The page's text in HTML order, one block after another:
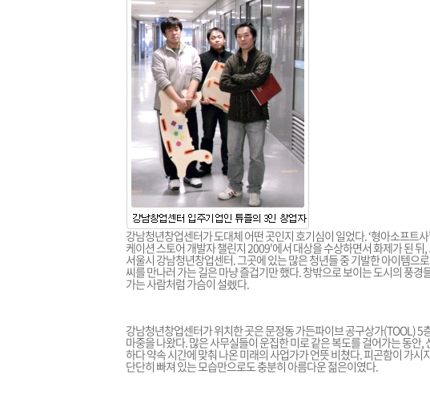
강남청년창업센터가 도대체 어떤 곳인지 호기심이 일었다. ‘형아소프트
케이션 스토어 개발자 챌린지 2009'에서 대상을 수상하면서 화제가 된
서울시 강남청년창업센터. 그곳에 있는 많은 청년들 중 기발한 아이템으
씨를 만나러 가는 길은 마냥 즐겁기만 했다. 창밖으로 보이는 도시의 풍
가는 사람처럼 가슴이 설렜다.
강남청년창업센터가 위치한 곳은 문정동 가든파이브 공구상가(TOOL) 5
마중을 나왔다. 많은 사무실들이 운집한 미로 같은 복도를 걸어가는 동안
하다 약속 시간에 맞춰 나온 미래의 사업가가 언뜻 비쳤다. 피곤함이 가
단단히 빠져 있는 모습만으로도 충분히 아름다운 젊은이였다.